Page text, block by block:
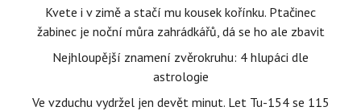
Kvete i v zimě a stačí mu kousek kořínku. Ptačinec
žabinec je noční můra zahrádkářů, dá se ho ale zbavit
Nejhloupější znamení zvěrokruhu: 4 hlupáci dle
astrologie
Ve vzduchu vydržel jen devět minut. Let Tu-154 se 115